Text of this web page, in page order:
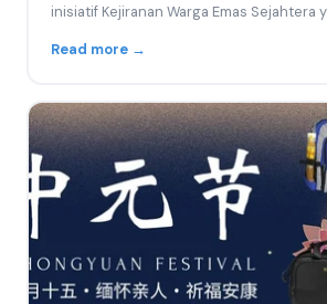
inisiatif Kejiranan Warga Emas Sejahtera
Read more →